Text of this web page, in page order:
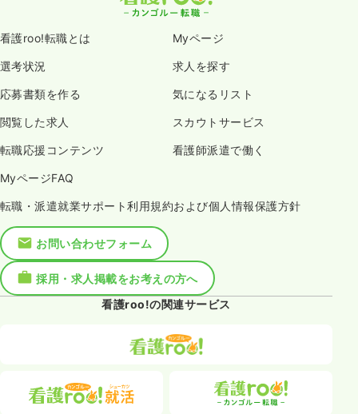
看護roo!転職とは Myページ
選考状況 求人を探す
応募書類を作る 気になるリスト
閲覧した求人 スカウトサービス
転職応援コンテンツ 看護師派遣で働く
MyページFAQ
転職・派遣就業サポート利用規約および個人情報保護方針
お問い合わせフォーム
採用・求人掲載をお考えの方へ
看護roo!の関連サービス